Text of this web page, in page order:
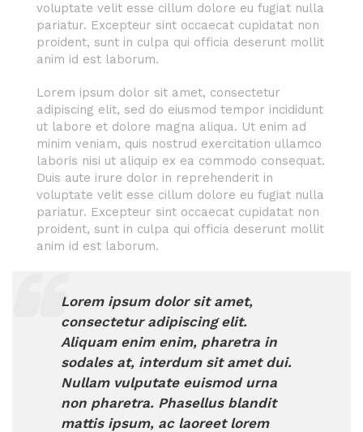
voluptate velit esse cillum dolore eu fugiat nulla
pariatur. Excepteur sint occaecat cupidatat non
proident, sunt in culpa qui officia deserunt mollit
anim id est laborum.
Lorem ipsum dolor sit amet, consectetur
adipiscing elit, sed do eiusmod tempor incididunt
ut labore et dolore magna aliqua. Ut enim ad
minim veniam, quis nostrud exercitation ullamco
laboris nisi ut aliquip ex ea commodo consequat.
Duis aute irure dolor in reprehenderit in
voluptate velit esse cillum dolore eu fugiat nulla
pariatur. Excepteur sint occaecat cupidatat non
proident, sunt in culpa qui officia deserunt mollit
anim id est laborum.
Lorem ipsum dolor sit amet,
consectetur adipiscing elit.
Aliquam enim enim, pharetra in
sodales at, interdum sit amet dui.
Nullam vulputate euismod urna
non pharetra. Phasellus blandit
mattis ipsum, ac laoreet lorem